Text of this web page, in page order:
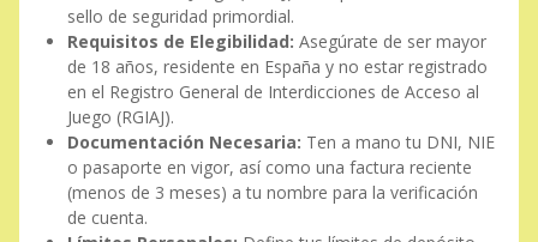
sello de seguridad primordial.
Requisitos de Elegibilidad: Asegúrate de ser mayor
de 18 años, residente en España y no estar registrado
en el Registro General de Interdicciones de Acceso al
Juego (RGIAJ).
Documentación Necesaria: Ten a mano tu DNI, NIE
o pasaporte en vigor, así como una factura reciente
(menos de 3 meses) a tu nombre para la verificación
de cuenta.